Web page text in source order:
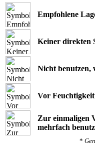
Empfohlene
Keiner direkten
Nicht benutzen,
Vor Feuchtigkeit
Zur einmaligen
mehrfach
*